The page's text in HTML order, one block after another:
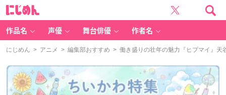
作品名 声優 舞台俳優 作者名
にじめん > アニメ > 編集部おすすめ > 働き盛りの壮年の魅力『ヒプマイ』天